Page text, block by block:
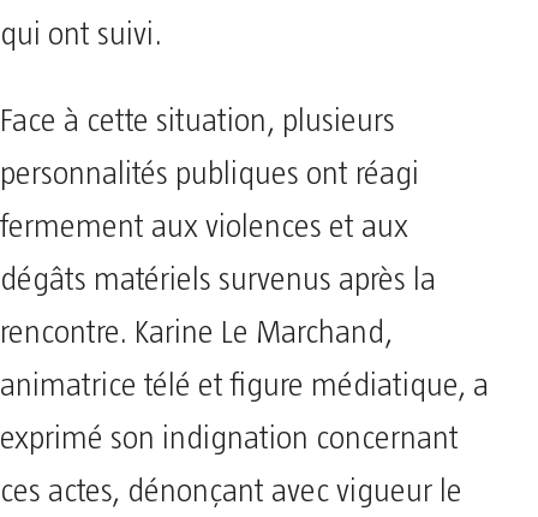
qui ont suivi.
Face à cette situation, plusieurs
personnalités publiques ont réagi
fermement aux violences et aux
dégâts matériels survenus après la
rencontre. Karine Le Marchand,
animatrice télé et figure médiatique, a
exprimé son indignation concernant
ces actes, dénonçant avec vigueur le